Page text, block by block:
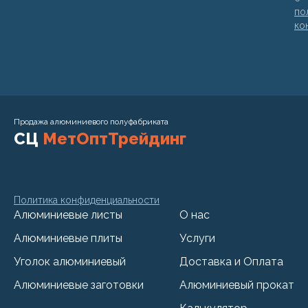
Продажа алюминиевого полуфабриката
СЦ МетОптТрейдинг
Политика конфиденциальности
Алюминиевые листы
Алюминиевые плиты
Уголок алюминиевый
Алюминиевые заготовки
О нас
Услуги
Доставка и Оплата
Алюминиевый прокат